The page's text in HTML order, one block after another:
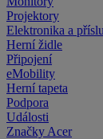
Projektory
Elektronika a
Herní židle
Připojení
eMobility
Herní tapeta
Podpora
Události
Značky Acer